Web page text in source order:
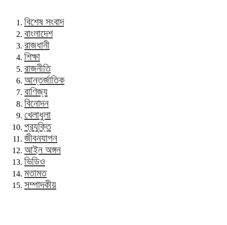
বিশেষ সংবাদ
বাংলাদেশ
রাজধানী
শিক্ষা
রাজনীতি
আন্তর্জাতিক
বাণিজ্য
বিনোদন
খেলাধুলা
প্রযুক্তি
জীবনযাপন
আইন অঙ্গন
ভিডিও
মতামত
সম্পাদকীয়